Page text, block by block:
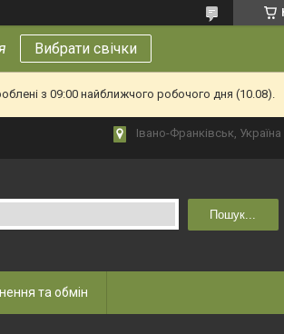
Вибрати свічки
з 09:00 найближчого робочого дня (10.08).
Івано-Франківськ, Україна
Пошук...
та обмін